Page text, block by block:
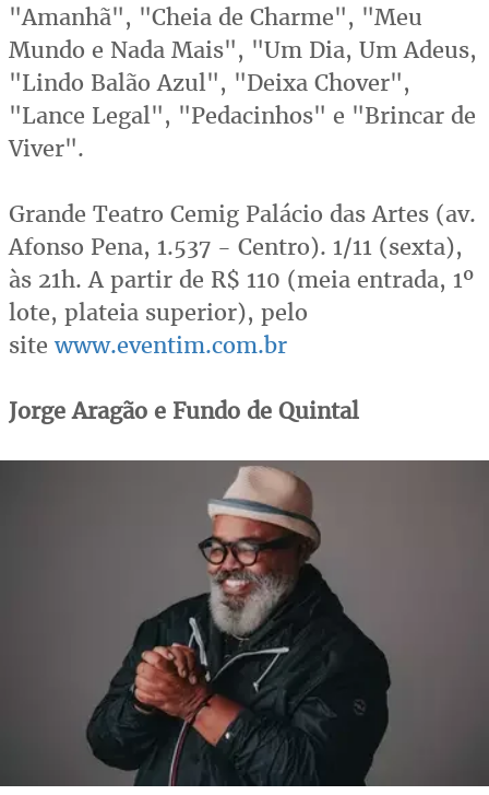
"Amanhã", "Cheia de Charme", "Meu
Mundo e Nada Mais", "Um Dia, Um Adeus,
"Lindo Balão Azul", "Deixa Chover",
"Lance Legal", "Pedacinhos" e "Brincar de
Viver".
Grande Teatro Cemig Palácio das Artes (av.
Afonso Pena, 1.537 - Centro). 1/11 (sexta),
às 21h. A partir de R$ 110 (meia entrada, 1º
lote, plateia superior), pelo
sitewww.eventim.com.br
Jorge Aragão e Fundo de Quintal